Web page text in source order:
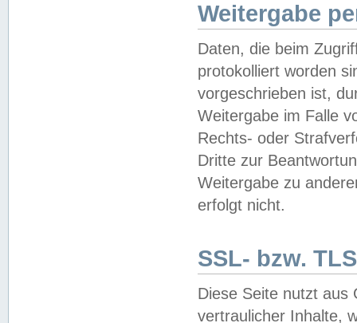
Weitergabe
Daten, die beim
protokolliert worden
vorgeschrieben ist,
Weitergabe im Falle
Rechts- oder
Dritte zur
Weitergabe zu
erfolgt nicht.
SSL- bzw.
Diese Seite nutzt aus
vertraulicher Inhalte,